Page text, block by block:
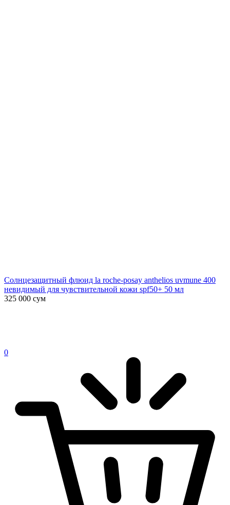
Солнцезащитный флюид la roche-posay anthelios uvmune 400
невидимый для чувствительной кожи spf50+ 50 мл
325 000 сум
0